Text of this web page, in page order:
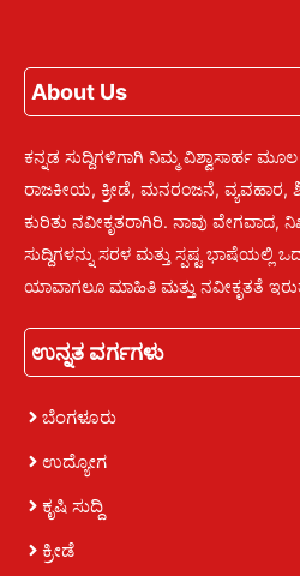
About Us
ಕನ್ನಡ ಸುದ್ದಿಗಳಿಗಾಗಿ ನಿಮ್ಮ ವಿಶ್ವಾಸಾರ್ಹ
ರಾಜಕೀಯ, ಕ್ರೀಡೆ, ಮನರಂಜನೆ, ವ್ಯವಹಾರ,
ಕುರಿತು ನವೀಕೃತರಾಗಿರಿ. ನಾವು ವೇಗವಾದ,
ಸುದ್ದಿಗಳನ್ನು ಸರಳ ಮತ್ತು ಸ್ಪಷ್ಟ ಭಾಷೆಯಲ್ಲಿ
ಯಾವಾಗಲೂ ಮಾಹಿತಿ ಮತ್ತು ನವೀಕೃತತೆ
ಉನ್ನತ ವರ್ಗಗಳು
ಬೆಂಗಳೂರು
ಉದ್ಯೋಗ
ಕೃಷಿ ಸುದ್ದಿ
ಕ್ರೀಡೆ